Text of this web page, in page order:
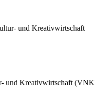
und Kreativwirtschaft
und Kreativwirtschaft